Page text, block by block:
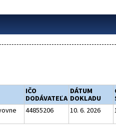
IČO
DODÁVATEĽA
DÁTUM
DOKLADU
44855206 10. 6. 2026